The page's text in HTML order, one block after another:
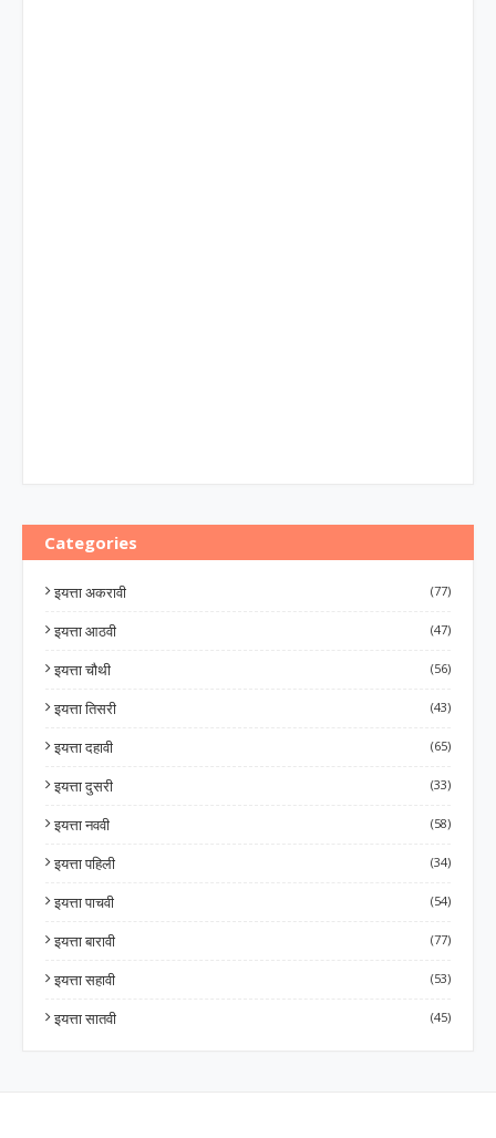
Categories
इयत्ता अकरावी (77)
इयत्ता आठवी (47)
इयत्ता चौथी (56)
इयत्ता तिसरी (43)
इयत्ता दहावी (65)
इयत्ता दुसरी (33)
इयत्ता नववी (58)
इयत्ता पहिली (34)
इयत्ता पाचवी (54)
इयत्ता बारावी (77)
इयत्ता सहावी (53)
इयत्ता सातवी (45)